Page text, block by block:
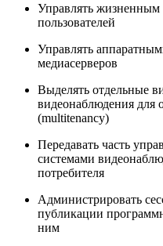
Управлять жизненным
пользователей
Управлять
медиасерверов
Выделять отдельные
видеонаблюдения для
(multitenancy)
Передавать часть
системами
потребителя
Администрировать
публикации
ним